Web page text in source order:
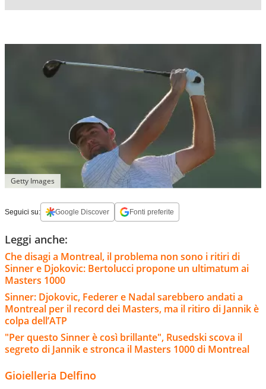
Getty Images
Seguici su: Google Discover Fonti preferite
Leggi anche:
Che disagi a Montreal, il problema non sono i ritiri di
Sinner e Djokovic: Bertolucci propone un ultimatum ai
Masters 1000
Sinner: Djokovic, Federer e Nadal sarebbero andati a
Montreal per il record dei Masters, ma il ritiro di Jannik è
colpa dell’ATP
"Per questo Sinner è così brillante", Rusedski scova il
segreto di Jannik e stronca il Masters 1000 di Montreal
Gioielleria Delfino